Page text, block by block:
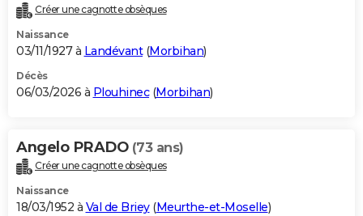
Créer une cagnotte obsèques
Naissance
03/11/1927 à Landévant(Morbihan)
Décès
06/03/2026 à Plouhinec(Morbihan)
Angelo PRADO (73 ans)
Créer une cagnotte obsèques
Naissance
18/03/1952 à Val de Briey(Meurthe-et-Moselle)